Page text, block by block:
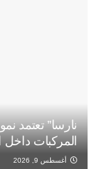
نارسا” تعتمد
المركبات
أغسطس 9, 2026